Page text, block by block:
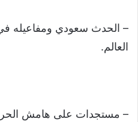
– الحدث سعودي ومفاعيله
العالم.
– مستجدات على هامش